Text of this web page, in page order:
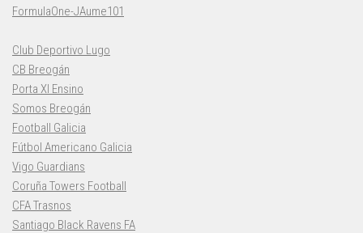
FormulaOne-JAume101
Club Deportivo Lugo
CB Breogán
Porta XI Ensino
Somos Breogán
Football Galicia
Fútbol Americano Galicia
Vigo Guardians
Coruña Towers Football
CFA Trasnos
Santiago Black Ravens FA